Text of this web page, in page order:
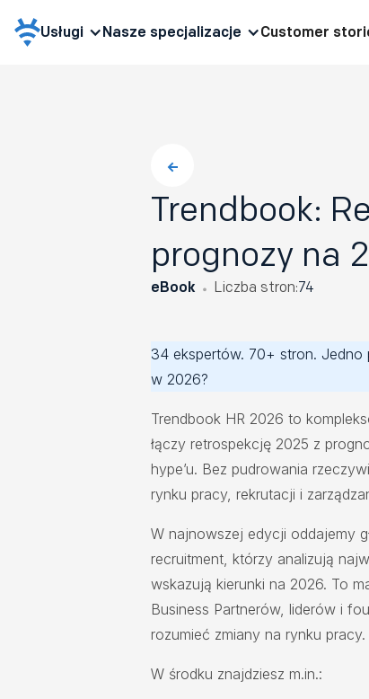
Usługi Nasze specjalizacje Customer
Trendbook:
prognozy na
eBook Liczba stron:74
34 ekspertów. 70+ stron. Jedno
w 2026?
Trendbook HR 2026 to
łączy retrospekcję 2025 z
hype’u. Bez pudrowania
rynku pracy, rekrutacji i
W najnowszej edycji oddajemy
recruitment, którzy analizują
wskazują kierunki na 2026. To
Business Partnerów, liderów i
rozumieć zmiany na rynku pracy.
W środku znajdziesz m.in.: